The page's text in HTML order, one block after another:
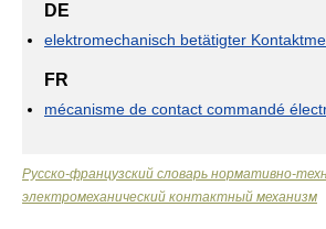
DE
elektromechanisch betätigter
FR
mécanisme de contact commandé
Русско-французский словарь нормативно-
электромеханический контактный механизм